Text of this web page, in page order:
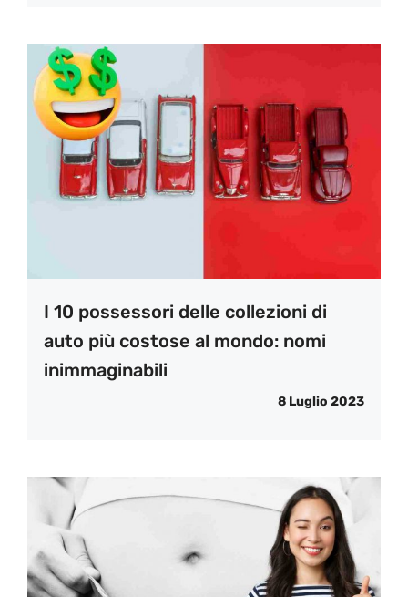
I 10 possessori delle collezioni di
auto più costose al mondo: nomi
inimmaginabili
8 Luglio 2023